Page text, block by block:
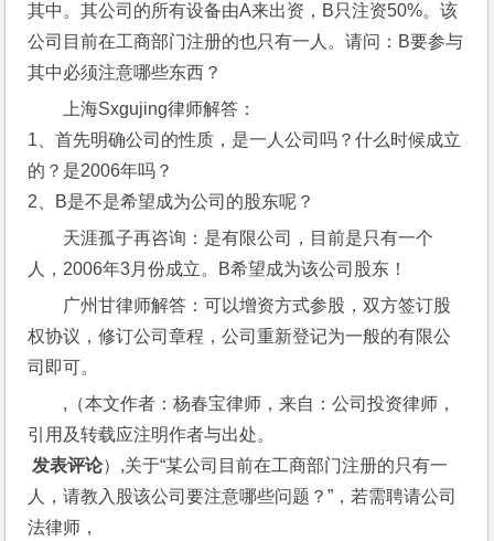
其中。其公司的所有设备由A来出资，B只注资50%。该
公司目前在工商部门注册的也只有一人。请问：B要参与
其中必须注意哪些东西？
上海Sxgujing律师解答：
1、首先明确公司的性质，是一人公司吗？什么时候成立
的？是2006年吗？
2、B是不是希望成为公司的股东呢？
天涯孤子再咨询：是有限公司，目前是只有一个
人，2006年3月份成立。B希望成为该公司股东！
广州甘律师解答：可以增资方式参股，双方签订股
权协议，修订公司章程，公司重新登记为一般的有限公
司即可。
,（本文作者：杨春宝律师，来自：公司投资律师，
引用及转载应注明作者与出处。
发表评论）,关于“某公司目前在工商部门注册的只有一
人，请教入股该公司要注意哪些问题？”，若需聘请公司
法律师，